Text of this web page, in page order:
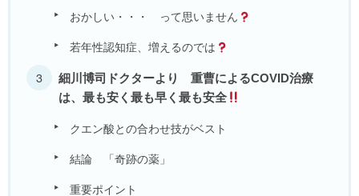
おかしい・・・ って思いません
若年性認知症、増えるのでは
細川博司ドクターより 重曹によるCOVID治療
は、最も安く最も早く最も安全
クエン酸との合わせ技がベスト
結論 「奇跡の薬」
重要ポイント